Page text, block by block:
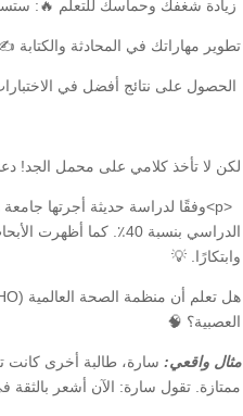
زيادة شغفك وحماسك للتعلم 🔥:
تطوير مهاراتك في المحادثة
الحصول على نتائج أفضل في
لكن لا تأخذ كلامي على محمل الجد!
وابتكارًا. 💡
العصبية؟ 🧠
مثال واقعي: سارة، طالبة أخرى كانت
ممتازة. تقول سارة: الآن أشعر بالثقة